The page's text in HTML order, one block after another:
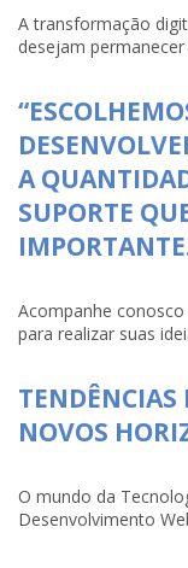
A transformação
desejam
A
SUPORTE
Acompanhe
para realizar suas
TENDÊNCIAS
NOVOS
O mundo da
Desenvolvimento